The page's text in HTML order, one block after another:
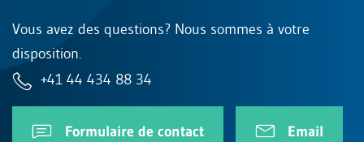
Vous avez des questions? Nous sommes à votre
disposition.
+41 44 434 88 34
Formulaire de contact Email